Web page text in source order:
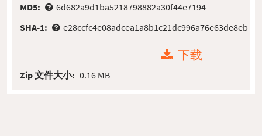
MD5:
6d682a9d1ba5218798882a30f44e7194
SHA-1:
e28ccfc4e08adcea1a8b1c21dc996a76e63de8eb
下载
Zip 文件大小: 0.16 MB